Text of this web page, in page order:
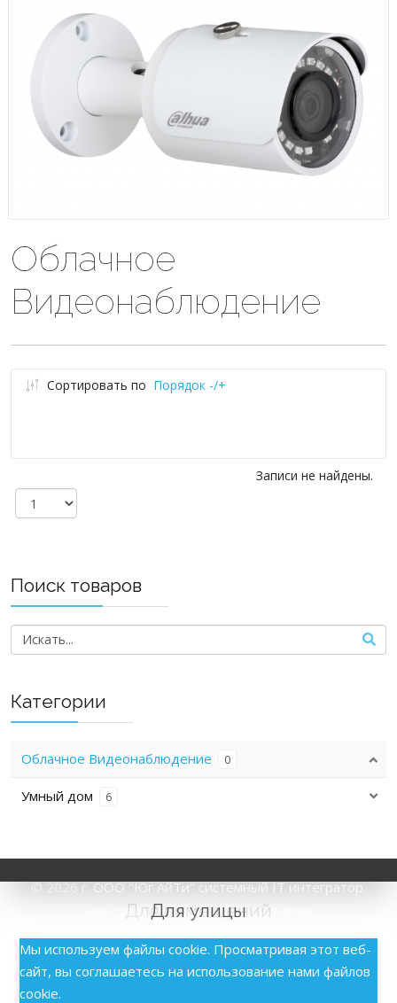
Для помещений
Для улицы
Облачное
Видеонаблюдение
Сортировать по Порядок -/+
Записи не найдены.
Поиск товаров
Категории
Облачное Видеонаблюдение 0
Умный дом 6
© 2026 г.ООО "Юг АйТи" системный IT интегратор.
Аккредитированная АйТи компания.
Мы используем файлы cookie. Просматривая этот веб-
сайт, вы соглашаетесь на использование нами файлов
cookie.